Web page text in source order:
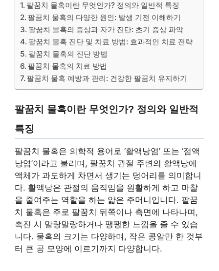
팔꿈치 물혹이란 무엇인가? 정의와 일반적 특징
팔꿈치 물혹의 다양한 원인: 발생 기전 이해하기
팔꿈치 물혹의 증상과 자가 진단: 초기 증상 파악
팔꿈치 물혹 진단 및 치료 방법: 효과적인 치료 전략
팔꿈치 물혹의 진단 방법
팔꿈치 물혹의 치료 방법
팔꿈치 물혹 예방과 관리: 건강한 팔꿈치 유지하기
팔꿈치 물혹이란 무엇인가? 정의와 일반적
특징
팔꿈치 물혹은 의학적 용어로 ‘활액낭염’ 또는 ‘점액
낭염’이라고 불리며, 팔꿈치 관절 주변의 활액낭에
액체가 과도하게 차면서 생기는 덩어리를 의미합니
다. 활액낭은 관절의 움직임을 원활하게 하고 마찰
을 줄여주는 역할을 하는 얇은 주머니입니다. 팔꿈
치 물혹은 주로 팔꿈치 뒤쪽이나 측면에 나타나며,
촉진 시 말랑말랑하거나 팽팽한 느낌을 줄 수 있습
니다. 물혹의 크기는 다양하며, 작은 콩알만 한 것부
터 큰 공 모양에 이르기까지 다양합니다.